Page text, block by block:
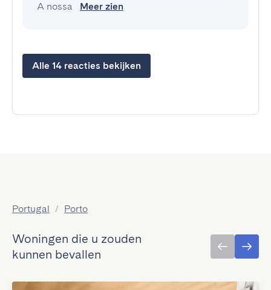
A nossa
Meer zien
Alle 14 reacties bekijken
Portugal / Porto
Woningen die u zouden
kunnen bevallen